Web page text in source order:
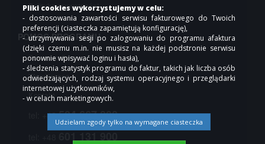
Polityka prywatności
POMOC PROGRAMU
Pomoc online
Współpraca
Kontakt
tel: +48504 667 000
Pliki cookies wykorzystujemy w celu:
- dostosowania zawartości serwisu fakturowego do Twoich
preferencji (ciasteczka zapamiętują konfigurację),
- utrzymywania sesji po zalogowaniu do programu afaktura
(dzięki czemu m.in. nie musisz na każdej podstronie serwisu
ponownie wpisywać loginu i hasła),
- śledzenia statystyk programu do faktur, takich jak liczba osób
odwiedzających, rodzaj systemu operacyjnego i przeglądarki
internetowej użytkowników,
- w celach marketingowych.
Udzielam zgody tylko na wymagane ciasteczka